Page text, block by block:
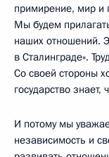
примирение, мир и
Мы будем
наших отношений.
в Сталинграде».
Со своей стороны
государство
И потому мы
независимость и